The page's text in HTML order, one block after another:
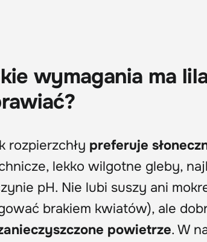
wymagania ma
rozpierzchły preferuje
lekko wilgotne gleby,
pH. Nie lubi suszy ani
brakiem kwiatów), ale
powietrze. W